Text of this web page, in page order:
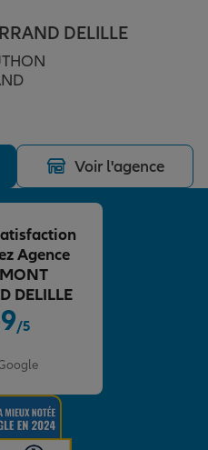
DELILLE
Voir l'agence
/5
Agence
DELILLE